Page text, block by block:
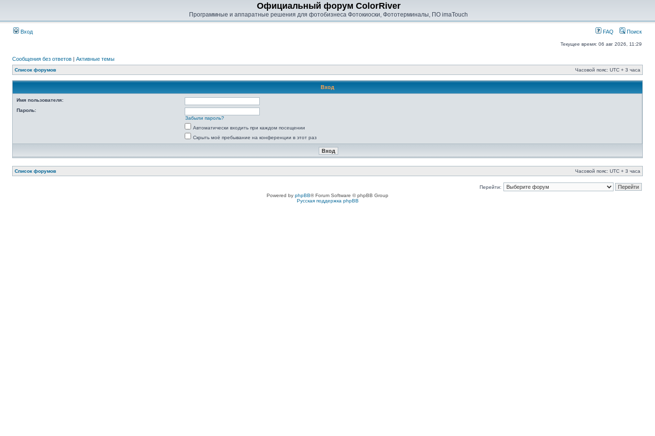
Официальный форум ColorRiver
Программные и аппаратные решения для фотобизнеса Фотокиоски, Фототерминалы, ПО imaTouch
Вход FAQ Поиск
Текущее время: 06 авг 2026, 11:29
Сообщения без ответов | Активные темы
Список форумов Часовой пояс: UTC + 3 часа
Вход
Имя пользователя:
Пароль:
Забыли пароль?
Автоматически входить при каждом посещении
Скрыть моё пребывание на конференции в этот раз
Список форумов Часовой пояс: UTC + 3 часа
Перейти:
Powered by phpBB® Forum Software © phpBB Group
Русская поддержка phpBB